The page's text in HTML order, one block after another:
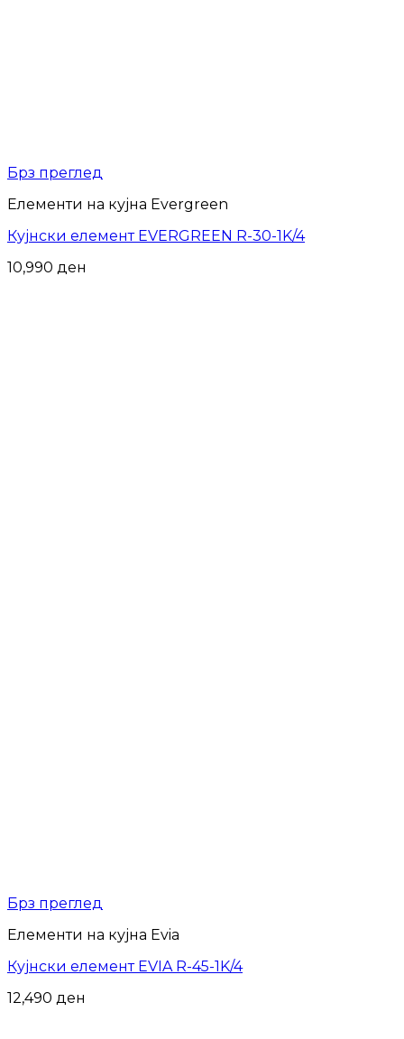
Брз преглед
Елементи на кујна Evergreen
Кујнски елемент EVERGREEN R-30-1K/4
10,990 ден
Брз преглед
Елементи на кујна Evia
Кујнски елемент EVIA R-45-1K/4
12,490 ден